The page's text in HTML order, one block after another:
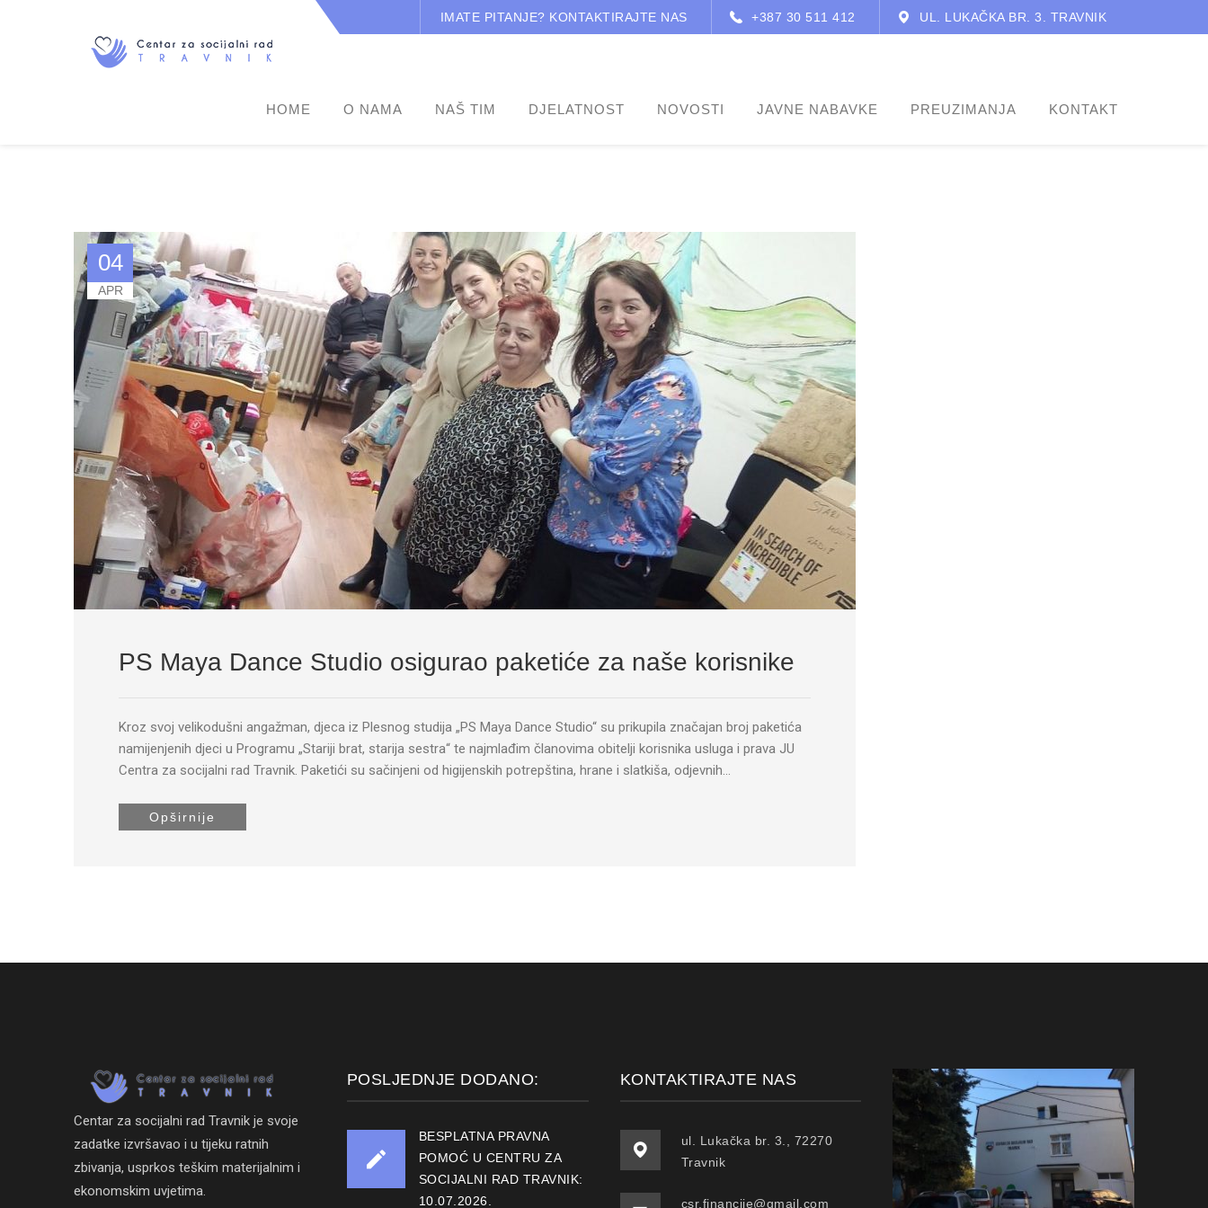
IMATE PITANJE? KONTAKTIRAJTE NAS +387 30 511 412 UL. LUKAČKA BR. 3. TRAVNIK
HOME O NAMA NAŠ TIM DJELATNOST NOVOSTI JAVNE NABAVKE PREUZIMANJA KONTAKT
04
APR
PS Maya Dance Studio osigurao paketiće za naše korisnike
Kroz svoj velikodušni angažman, djeca iz Plesnog studija „PS Maya Dance Studio“ su prikupila značajan broj paketića
namijenjenih djeci u Programu „Stariji brat, starija sestra“ te najmlađim članovima obitelji korisnika usluga i prava JU
Centra za socijalni rad Travnik. Paketići su sačinjeni od higijenskih potrepština, hrane i slatkiša, odjevnih…
Opširnije
Centar za socijalni rad Travnik je svoje
zadatke izvršavao i u tijeku ratnih
zbivanja, usprkos teškim materijalnim i
ekonomskim uvjetima.
POSLJEDNJE DODANO:
BESPLATNA PRAVNA
POMOĆ U CENTRU ZA
SOCIJALNI RAD TRAVNIK:
10.07.2026.
KONTAKTIRAJTE NAS
ul. Lukačka br. 3., 72270
Travnik
csr.financije@gmail.com